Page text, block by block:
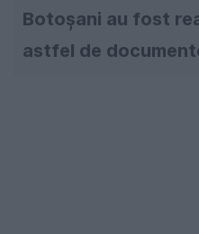
Botoşani au fost
astfel de